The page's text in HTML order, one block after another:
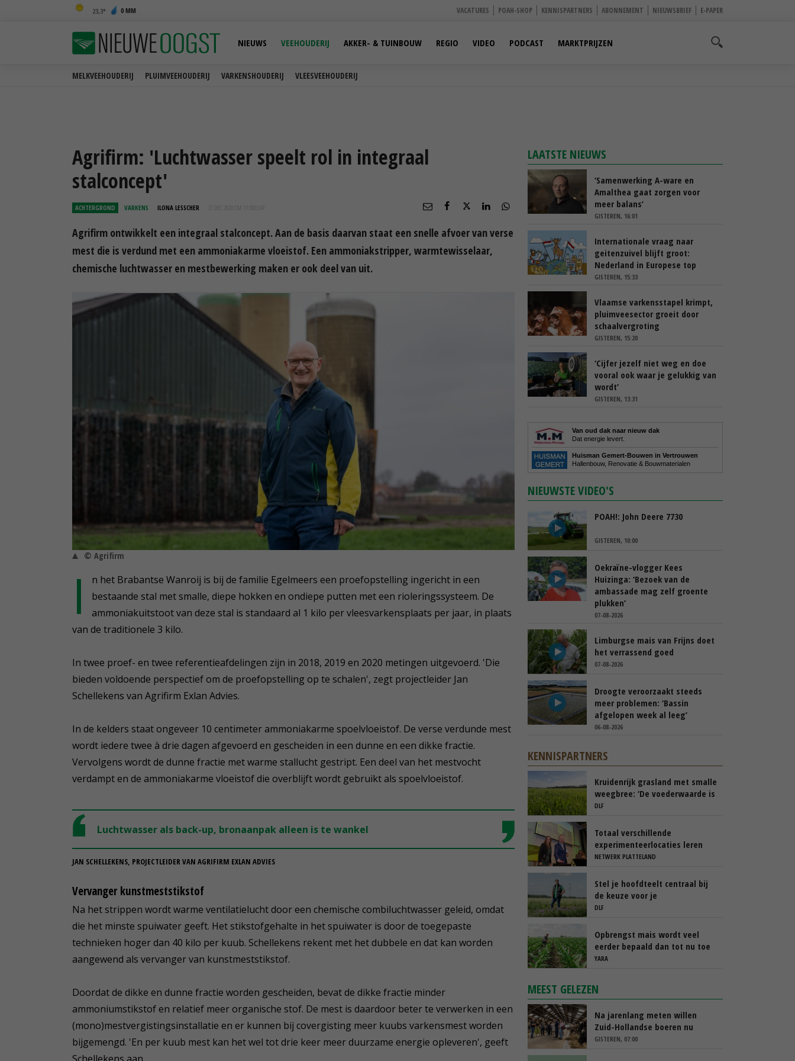
23,3 0 MM VACATURES POAH-SHOP KENNISPARTNERS ABONNEMENT NIEUWSBRIEF E-PAPER
MELKVEEHOUDERIJ PLUIMVEEHOUDERIJ VARKENSHOUDERIJ VLEESVEEHOUDERIJ
NIEUWS VEEHOUDERIJ AKKER- & TUINBOUW REGIO VIDEO PODCAST MARKTPRIJZEN
Agrifirm: 'Luchtwasser speelt rol in integraal
stalconcept'
ACHTERGROND VARKENS ILONA LESSCHER 21 DEC 2020 OM 11:00
Agrifirm ontwikkelt een integraal stalconcept. Aan de basis daarvan staat een snelle afvoer van verse
mest die is verdund met een ammoniakarme vloeistof. Een ammoniakstripper, warmtewisselaar,
chemische luchtwasser en mestbewerking maken er ook deel van uit.
© Agrifirm
I
n het Brabantse Wanroij is bij de familie Egelmeers een proefopstelling ingericht in een
bestaande stal met smalle, diepe hokken en ondiepe putten met een rioleringssysteem. De
ammoniakuitstoot van deze stal is standaard al 1 kilo per vleesvarkensplaats per jaar, in plaats
van de traditionele 3 kilo.
In twee proef- en twee referentieafdelingen zijn in 2018, 2019 en 2020 metingen uitgevoerd. 'Die
bieden voldoende perspectief om de proefopstelling op te schalen', zegt projectleider Jan
Schellekens van Agrifirm Exlan Advies.
In de kelders staat ongeveer 10 centimeter ammoniakarme spoelvloeistof. De verse verdunde mest
wordt iedere twee à drie dagen afgevoerd en gescheiden in een dunne en een dikke fractie.
Vervolgens wordt de dunne fractie met warme stallucht gestript. Een deel van het mestvocht
verdampt en de ammoniakarme vloeistof die overblijft wordt gebruikt als spoelvloeistof.
Luchtwasser als back-up, bronaanpak alleen is te wankel
JAN SCHELLEKENS, PROJECTLEIDER VAN AGRIFIRM EXLAN ADVIES
Vervanger kunstmeststikstof
Na het strippen wordt warme ventilatielucht door een chemische combiluchtwasser geleid, omdat
die het minste spuiwater geeft. Het stikstofgehalte in het spuiwater is door de toegepaste
technieken hoger dan 40 kilo per kuub. Schellekens rekent met het dubbele en dat kan worden
aangewend als vervanger van kunstmeststikstof.
Doordat de dikke en dunne fractie worden gescheiden, bevat de dikke fractie minder
ammoniumstikstof en relatief meer organische stof. De mest is daardoor beter te verwerken in een
(mono)mestvergistingsinstallatie en er kunnen bij covergisting meer kuubs varkensmest worden
bijgemengd. 'En per kuub mest kan het wel tot drie keer meer duurzame energie opleveren', geeft
LAATSTE NIEUWS
‘Samenwerking A-ware en
Amalthea gaat zorgen voor
meer balans’
GISTEREN, 16:01
Internationale vraag naar
geitenzuivel blijft groot:
Nederland in Europese top
GISTEREN, 15:33
Vlaamse varkensstapel krimpt,
pluimveesector groeit door
schaalvergroting
GISTEREN, 15:20
‘Cijfer jezelf niet weg en doe
vooral ook waar je gelukkig van
wordt’
GISTEREN, 13:31
Van oud dak naar nieuw dak
Dat energie levert.
Huisman Gemert-Bouwen in Vertrouwen
Hallenbouw, Renovatie & Bouwmaterialen
NIEUWSTE VIDEO'S
POAH!: John Deere 7730
GISTEREN, 10:00
Oekraïne-vlogger Kees
Huizinga: ‘Bezoek van de
ambassade mag zelf groente
plukken’
07-08-2026
Limburgse mais van Frijns doet
het verrassend goed
07-08-2026
Droogte veroorzaakt steeds
meer problemen: ‘Bassin
afgelopen week al leeg’
06-08-2026
KENNISPARTNERS
Kruidenrijk grasland met smalle
weegbree: ‘De voederwaarde is
vergelijkbaar met Engels
DLF
Totaal verschillende
experimenteerlocaties leren
van elkaar via Nationaal
NETWERK PLATTELAND
Stel je hoofdteelt centraal bij
de keuze voor je
groenbemester
DLF
Opbrengst mais wordt veel
eerder bepaald dan tot nu toe
gedacht
YARA
MEEST GELEZEN
Na jarenlang meten willen
Zuid-Hollandse boeren nu
erkenning
GISTEREN, 07:00